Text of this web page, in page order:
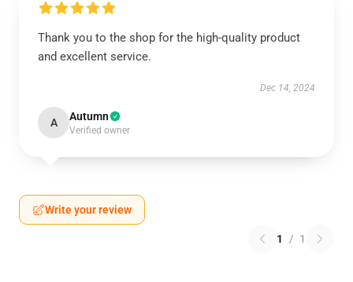
Thank you to the shop for the high-quality product
and excellent service.
Dec 14, 2024
A Autumn
Verified owner
Write your review
1 / 1